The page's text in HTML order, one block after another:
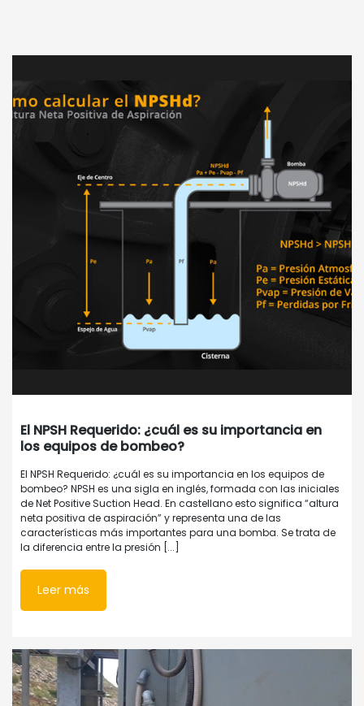
El NPSH Requerido: ¿cuál es su importancia en
los equipos de bombeo?
El NPSH Requerido: ¿cuál es su importancia en los equipos de
bombeo? NPSH es una sigla en inglés, formada con las iniciales
de Net Positive Suction Head. En castellano esto significa “altura
neta positiva de aspiración” y representa una de las
características más importantes para una bomba. Se trata de
la diferencia entre la presión [...]
Leer más